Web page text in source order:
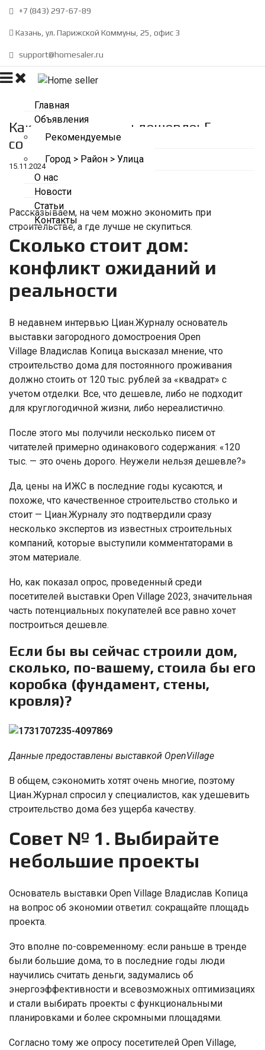
+7 (843) 297-67-89
Казань, ул. Парижской Коммуны, 25, офис 3
support@homesaler.ru
Главная
Объявления
Рекомендуемые
Город > Район > Улица
О нас
Новости
Статьи
Контакты
Как построить дом дешевле: 5
советов от экспертов
15.11.2024
Рассказываем, на чем можно экономить при
строительстве, а где лучше не скупиться.
Сколько стоит дом:
конфликт ожиданий и
реальности
В недавнем интервью Циан.Журналу основатель
выставки загородного домостроения Open
Village Владислав Копица высказал мнение, что
строительство дома для постоянного проживания
должно стоить от 120 тыс. рублей за «квадрат» с
учетом отделки. Все, что дешевле, либо не подходит
для круглогодичной жизни, либо нереалистично.
После этого мы получили несколько писем от
читателей примерно одинакового содержания: «120
тыс. — это очень дорого. Неужели нельзя дешевле?»
Да, цены на ИЖС в последние годы кусаются, и
похоже, что качественное строительство столько и
стоит — Циан.Журналу это подтвердили сразу
несколько экспертов из известных строительных
компаний, которые выступили комментаторами в
этом материале.
Но, как показал опрос, проведенный среди
посетителей выставки Open Village 2023, значительная
часть потенциальных покупателей все равно хочет
построиться дешевле.
Если бы вы сейчас строили дом,
сколько, по-вашему, стоила бы его
коробка (фундамент, стены,
кровля)?
Данные предоставлены выставкой OpenVillage
В общем, сэкономить хотят очень многие, поэтому
Циан.Журнал спросил у специалистов, как удешевить
строительство дома без ущерба качеству.
Совет № 1. Выбирайте
небольшие проекты
Основатель выставки Open Village Владислав Копица
на вопрос об экономии ответил: сокращайте площадь
проекта.
Это вполне по-современному: если раньше в тренде
были большие дома, то в последние годы люди
научились считать деньги, задумались об
энергоэффективности и всевозможных оптимизациях
и стали выбирать проекты с функциональными
планировками и более скромными площадями.
Согласно тому же опросу посетителей Open Village,